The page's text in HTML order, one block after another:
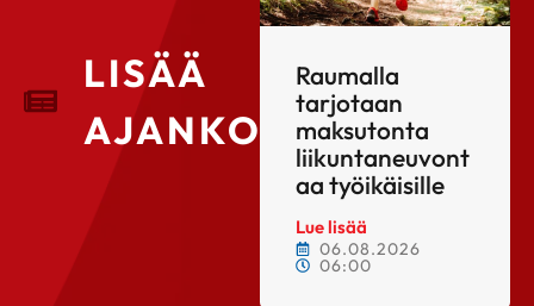
LISÄÄ
AJANKOHTAISTA
Raumalla
tarjotaan
maksutonta
liikuntaneuvont
aa työikäisille
Lue lisää
06.08.2026
06:00